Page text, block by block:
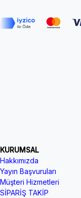
KURUMSAL
Hakkımızda
Yayın Başvuruları
Müşteri Hizmetleri
SİPARİŞ TAKİP